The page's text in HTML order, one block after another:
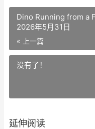
Dino Running from a
2026年5月31日
« 上一篇
没有了！
延伸阅读